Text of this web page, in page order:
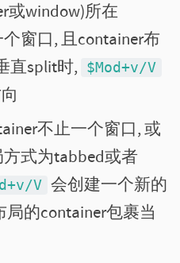
或window)所在
窗口, 且container布
直split时,
$Mod+v/V
不止一个窗口, 或
式为tabbed或者
V 会创建一个新的
的container包裹当